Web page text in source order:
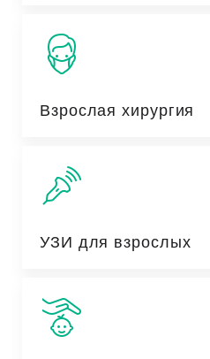
Взрослая хирургия
УЗИ для взрослых